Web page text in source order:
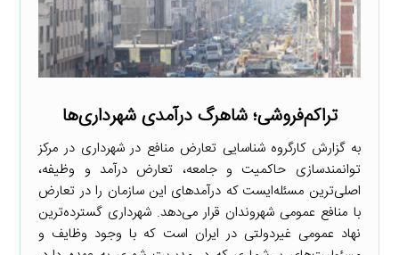
تراکم‌فروشی؛ شاهرگ درآمدی شهرداری‌ها
به گزارش کارگروه شناسایی تعارض منافع در شهرداری در مرکز
توانمندسازی حاکمیت و جامعه، تعارض درآمد و وظیفه،
اصلی‌ترین مسئله‌ایست که درآمدهای این سازمان را در تعارض
با منافع عمومی شهروندان قرار می‌دهد. شهرداری گسترده‌ترین
نهاد عمومی غیردولتی در ایران است که با وجود وظایف و